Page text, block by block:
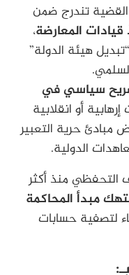
تندرج ضمن
المعارضة،
هيئة الدولة”
سياسي في
أو انقلابية
مبادئ حرية التعبير
الدولية.
التحفظي منذ أكثر
مبدأ المحاكمة
لتصفية حسابات